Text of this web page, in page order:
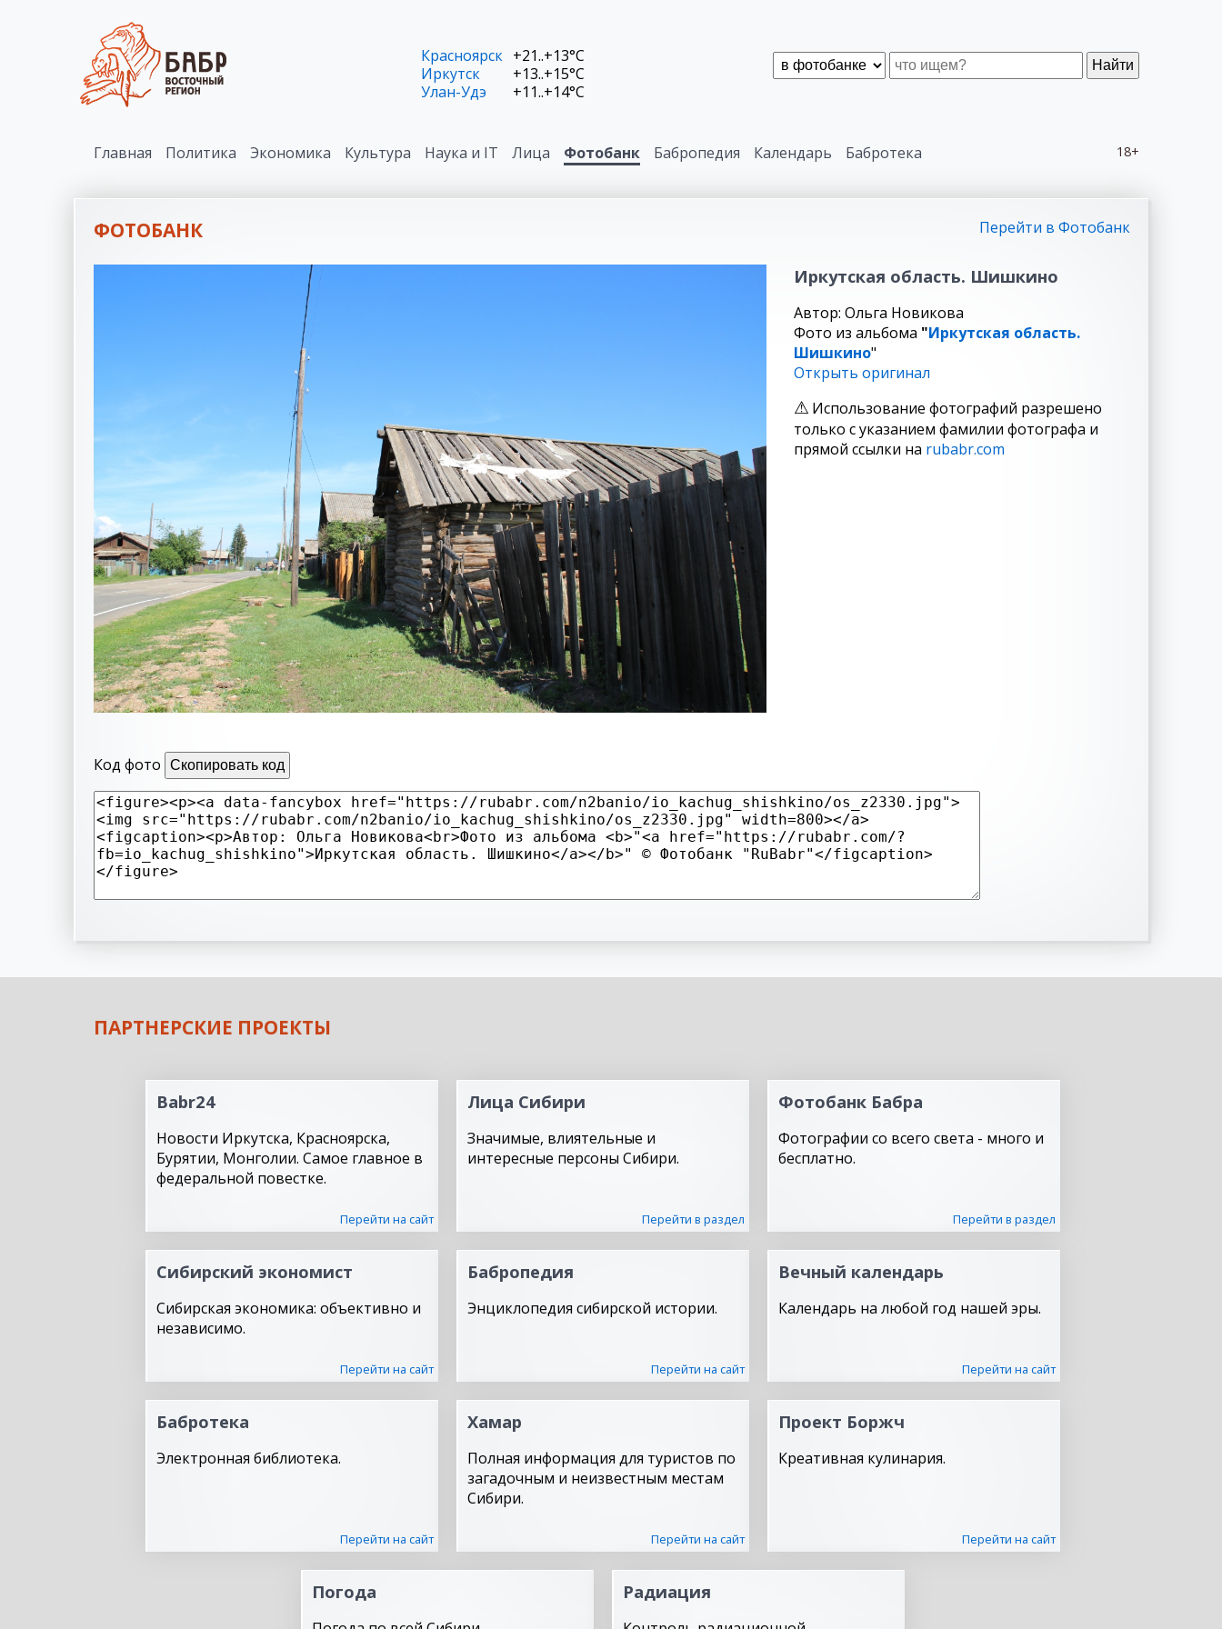
Найти
Красноярск +21..+13°C
Иркутск
+13..+15°C
Улан-Удэ
+11..+14°C
18+
Главная Политика Экономика Культура Наука и IT Лица Фотобанк Бабропедия Календарь Бабротека
ФОТОБАНК Перейти в Фотобанк
Иркутская область. Шишкино
Автор: Ольга Новикова
Фото из альбома "Иркутская область.
Шишкино"
Открыть оригинал
Использование фотографий разрешено
только с указанием фамилии фотографа и
прямой ссылки на rubabr.com
Код фото Скопировать код
ПАРТНЕРСКИЕ ПРОЕКТЫ
Babr24
Новости Иркутска, Красноярска,
Бурятии, Монголии. Самое главное в
федеральной повестке.
Перейти на сайт
Лица Сибири
Значимые, влиятельные и
интересные персоны Сибири.
Перейти в раздел
Фотобанк Бабра
Фотографии со всего света - много и
бесплатно.
Перейти в раздел
Сибирский экономист
Сибирская экономика: объективно и
независимо.
Перейти на сайт
Бабропедия
Энциклопедия сибирской истории.
Перейти на сайт
Вечный календарь
Календарь на любой год нашей эры.
Перейти на сайт
Бабротека
Электронная библиотека.
Перейти на сайт
Хамар
Полная информация для туристов по
загадочным и неизвестным местам
Сибири.
Перейти на сайт
Проект Боржч
Креативная кулинария.
Перейти на сайт
Погода Радиация